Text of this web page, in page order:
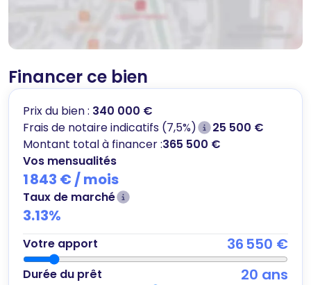
Financer ce bien
Prix du bien : 340 000 €
Frais de notaire indicatifs (7,5%)
25 500 €
Montant total à financer :365 500 €
Vos mensualités
1 843 € / mois
Taux de marché
3.13%
Votre apport 36 550 €
Durée du prêt 20 ans